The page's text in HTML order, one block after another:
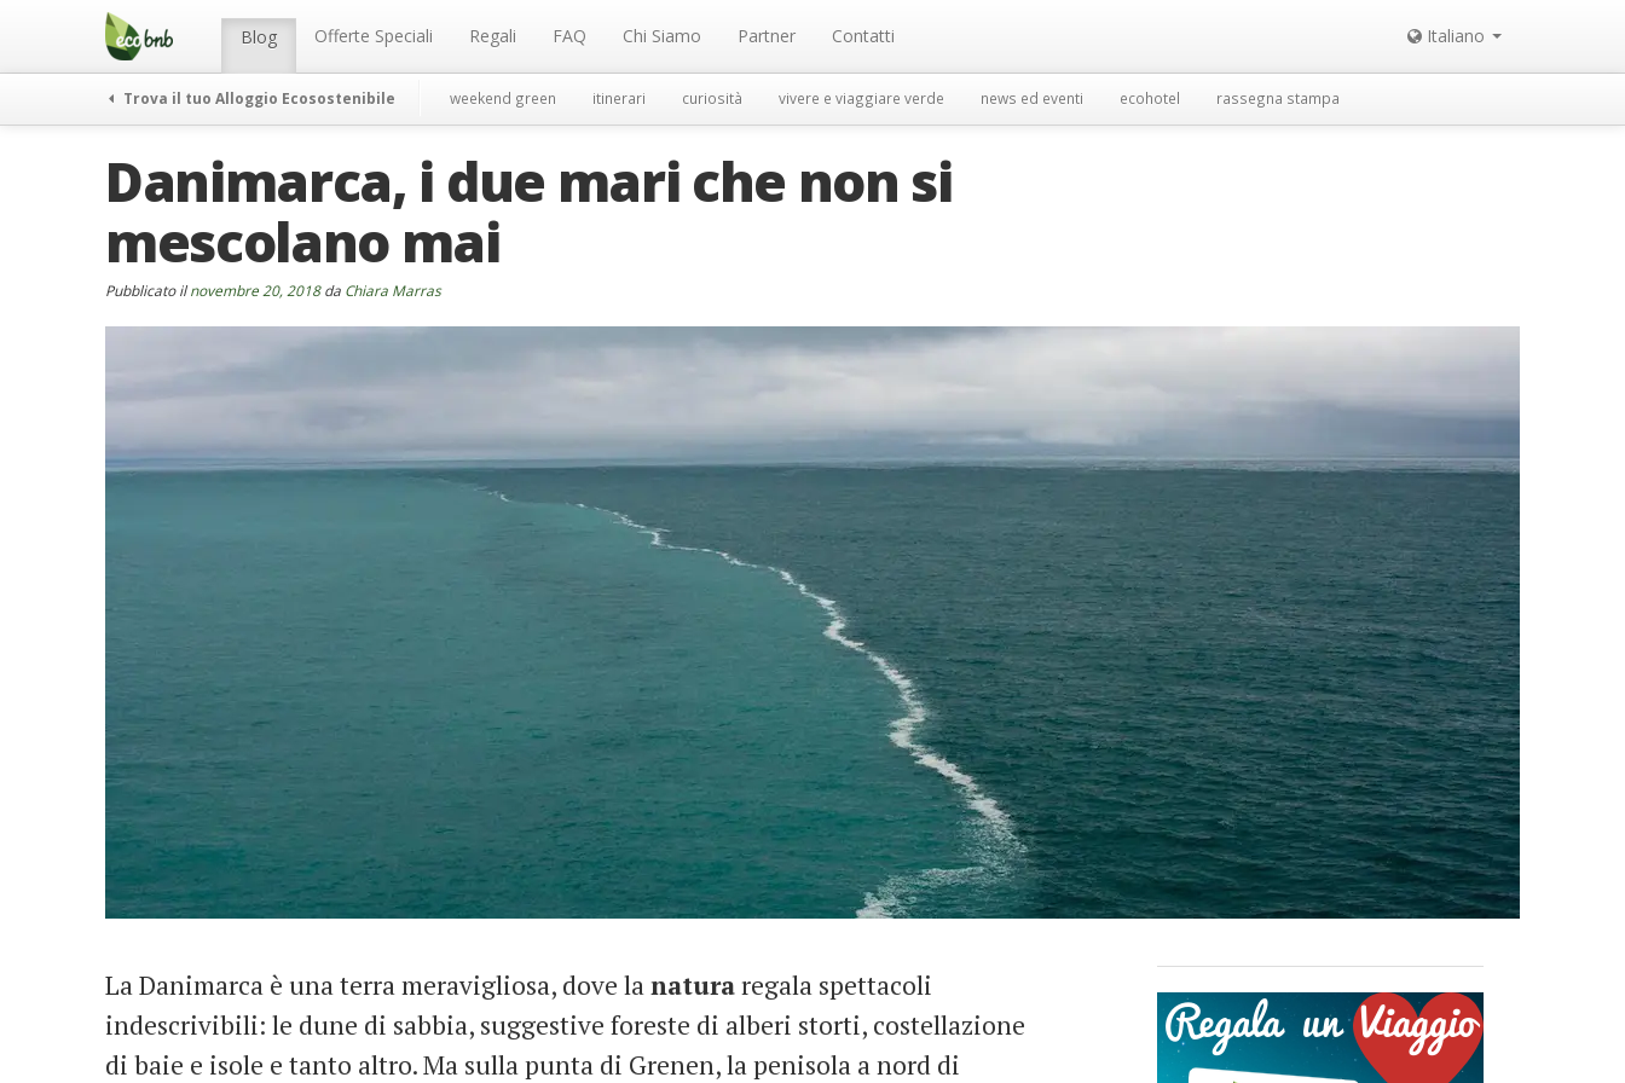
Menu Blog Offerte Speciali Regali FAQ Chi Siamo Partner Contatti Italiano
Trova il tuo Alloggio Ecosostenibile weekend green itinerari curiosità vivere e viaggiare verde news ed eventi ecohotel rassegna stampa
Danimarca, i due mari che non si
mescolano mai
Pubblicato ilnovembre 20, 2018da Chiara Marras
La Danimarca è una terra meravigliosa, dove lanaturaregala spettacoli
indescrivibili: le dune di sabbia, suggestive foreste di alberi storti, costellazione
di baie e isole e tanto altro. Ma sulla punta di Grenen, la penisola a nord di